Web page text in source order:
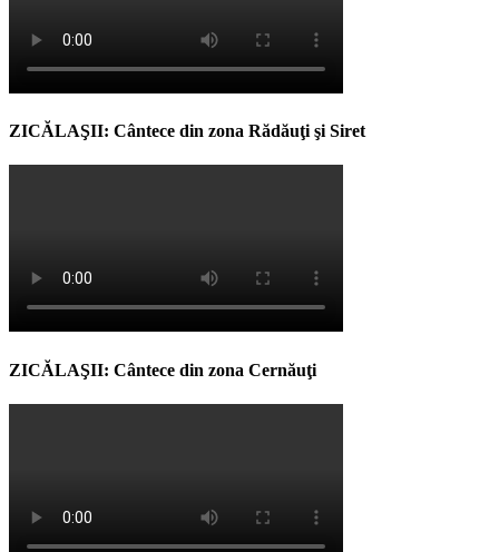
ZICĂLAŞII: Cântece din zona Rădăuţi şi Siret
ZICĂLAŞII: Cântece din zona Cernăuţi